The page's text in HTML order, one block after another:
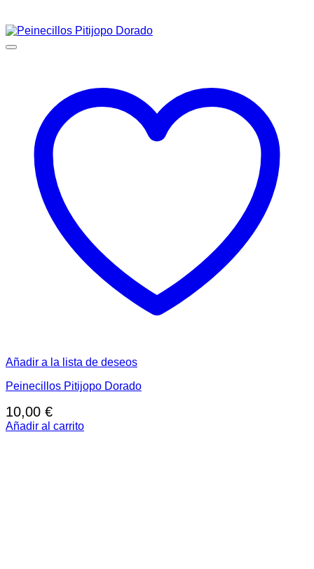
Añadir a la lista de deseos
Peinecillos Pitijopo Dorado
10,00 €
Añadir al carrito